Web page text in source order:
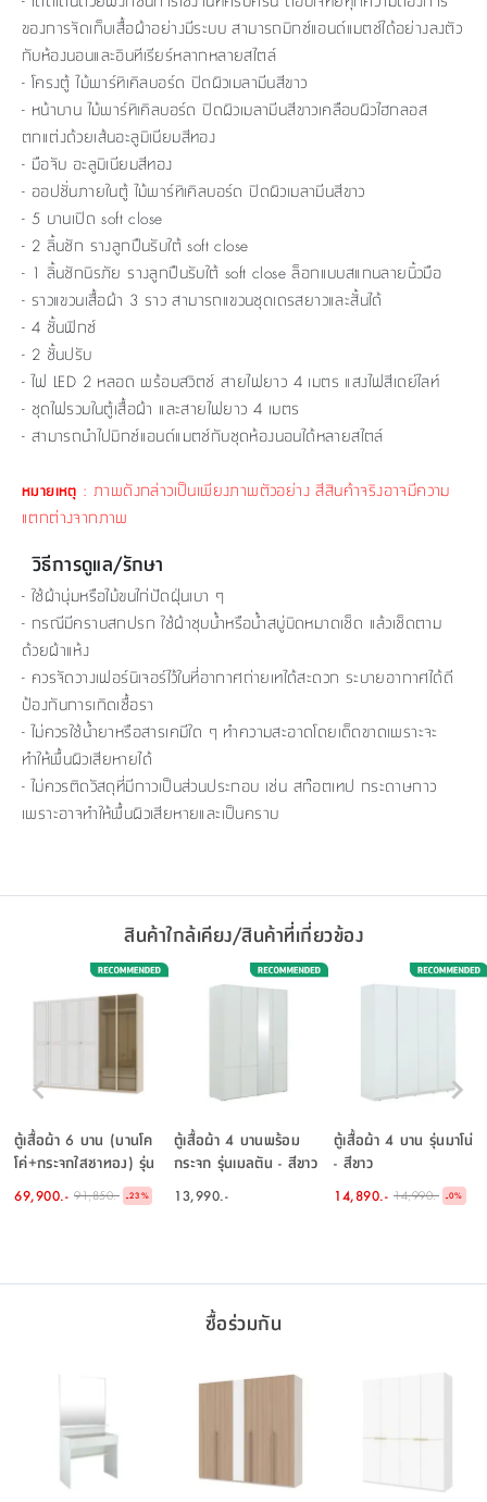
ของการจัดเก็บเสื้อผ้าอย่างมีระบบ สามารถมิกซ์แอนด์แมตช์ได้อย่างลงตัว
กับห้องนอนและอินทีเรียร์หลากหลายสไตล์
- โครงตู้ ไม้พาร์ทิเคิลบอร์ด ปิดผิวเมลามีนสีขาว
- หน้าบาน ไม้พาร์ทิเคิลบอร์ด ปิดผิวเมลามีนสีขาวเคลือบผิวไฮกลอส
ตกแต่งด้วยเส้นอะลูมิเนียมสีทอง
- มือจับ อะลูมิเนียมสีทอง
- ออปชั่นภายในตู้ ไม้พาร์ทิเคิลบอร์ด ปิดผิวเมลามีนสีขาว
- 5 บานเปิด soft close
- 2 ลิ้นชัก รางลูกปืนรับใต้ soft close
- 1 ลิ้นชักนิรภัย รางลูกปืนรับใต้ soft close ล็อกแบบสแกนลายนิ้วมือ
- ราวแขวนเสื้อผ้า 3 ราว สามารถแขวนชุดเดรสยาวและสั้นได้
- 4 ชั้นฟิกซ์
- 2 ชั้นปรับ
- ไฟ LED 2 หลอด พร้อมสวิตช์ สายไฟยาว 4 เมตร แสงไฟสีเดย์ไลท์
- ชุดไฟรวมในตู้เสื้อผ้า และสายไฟยาว 4 เมตร
- สามารถนำไปมิกซ์แอนด์แมตช์กับชุดห้องนอนได้หลายสไตล์
หมายเหตุ : ภาพดังกล่าวเป็นเพียงภาพตัวอย่าง สีสินค้าจริงอาจมีความ
แตกต่างจากภาพ
วิธีการดูแล/รักษา
- ใช้ผ้านุ่มหรือไม้ขนไก่ปัดฝุ่นเบา ๆ
- กรณีมีคราบสกปรก ใช้ผ้าชุบน้ำหรือน้ำสบู่บิดหมาดเช็ด แล้วเช็ดตาม
ด้วยผ้าแห้ง
- ควรจัดวางเฟอร์นิเจอร์ไว้ในที่อากาศถ่ายเทได้สะดวก ระบายอากาศได้ดี
ป้องกันการเกิดเชื้อรา
- ไม่ควรใช้น้ำยาหรือสารเคมีใด ๆ ทำความสะอาดโดยเด็ดขาดเพราะจะ
ทำให้พื้นผิวเสียหายได้
- ไม่ควรติดวัสดุที่มีกาวเป็นส่วนประกอบ เช่น สก๊อตเทป กระดาษกาว
เพราะอาจทำให้พื้นผิวเสียหายและเป็นคราบ
สินค้าใกล้เคียง/สินค้าที่เกี่ยวข้อง
ตู้เสื้อผ้า 6 บาน (บานโค
โค่+กระจกใสชาทอง) รุ่น
พาย ขนาด 300 ซม. - สี
เบจ
69,900.- 91,850.- -23%
ตู้เสื้อผ้า 4 บานพร้อม
กระจก รุ่นเมลตัน - สีขาว
13,990.-
ตู้เสื้อผ้า 4 บาน รุ่นมาโน่
- สีขาว
14,890.- 14,990.- -0%
ซื้อร่วมกัน